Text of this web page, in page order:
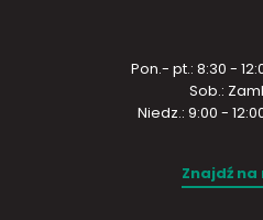
Pon.- pt.: 8:30 -
Sob.:
Niedz.: 9:00 -
Znajdź